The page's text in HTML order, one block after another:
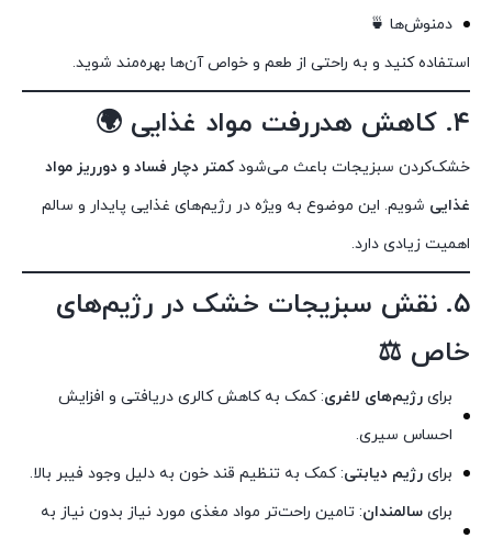
دمنوش‌ها 🍵
استفاده کنید و به راحتی از طعم و خواص آن‌ها بهره‌مند شوید.
۴. کاهش هدررفت مواد غذایی 🌍
خشک‌کردن سبزیجات باعث می‌شودکمتر دچار فساد و دورریز مواد
غذایی شویم. این موضوع به ویژه در رژیم‌های غذایی پایدار و سالم
اهمیت زیادی دارد.
۵. نقش سبزیجات خشک در رژیم‌های
خاص ⚖️
برای رژیم‌های لاغری: کمک به کاهش کالری دریافتی و افزایش
احساس سیری.
برای رژیم دیابتی: کمک به تنظیم قند خون به دلیل وجود فیبر بالا.
برای سالمندان: تامین راحت‌تر مواد مغذی مورد نیاز بدون نیاز به